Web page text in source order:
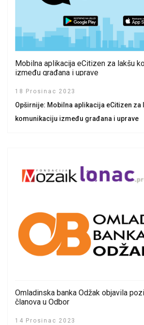
Mobilna aplikacija eCitizen za lakšu
između građana i uprave
18 Prosinac 2023
Opširnije: Mobilna aplikacija eCitizen za
komunikaciju između građana i uprave
Omladinska banka Odžak objavila
članova u Odbor
14 Prosinac 2023